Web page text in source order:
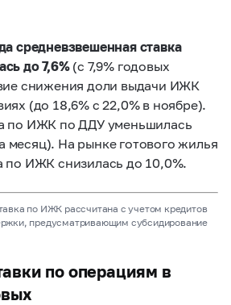
средневзвешенная ставка
до 7,6% (с 7,9% годовых
снижения доли выдачи ИЖК
(до 18,6% с 22,0% в ноябре).
по ИЖК по ДДУ уменьшилась
месяц). На рынке готового жилья
по ИЖК снизилась до 10,0%.
по ИЖК рассчитана с учетом кредитов
предусматривающим субсидирование
по операциям в